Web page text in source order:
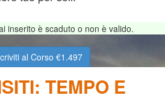
inserito è scaduto o non è valido.
al Corso €1.497
TEMPO E